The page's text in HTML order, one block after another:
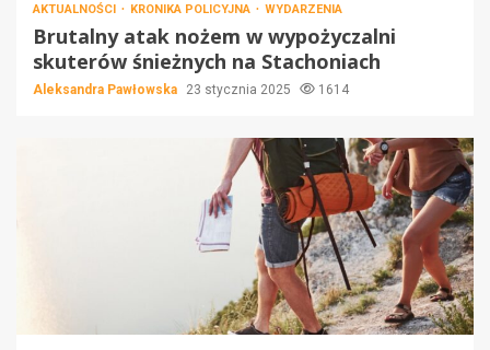
AKTUALNOŚCI KRONIKA POLICYJNA WYDARZENIA
Brutalny atak nożem w wypożyczalni
skuterów śnieżnych na Stachoniach
Aleksandra Pawłowska 23 stycznia 2025 1614